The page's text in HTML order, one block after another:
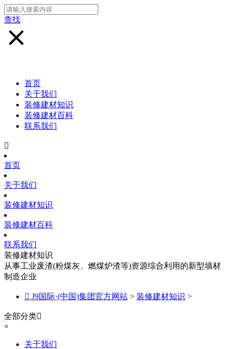
查找
首页
关于我们
装修建材知识
装修建材百科
联系我们

首页
关于我们
装修建材知识
装修建材百科
联系我们
装修建材知识
从事工业废渣(粉煤灰、燃煤炉渣等)资源综合利用的新型墙材
制造企业
 J9国际·(中国)集团官方网站 > 装修建材知识 >
全部分类
×
关于我们